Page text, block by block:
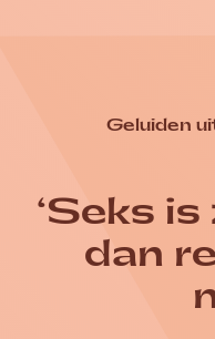
Geluiden
‘Seks
dan